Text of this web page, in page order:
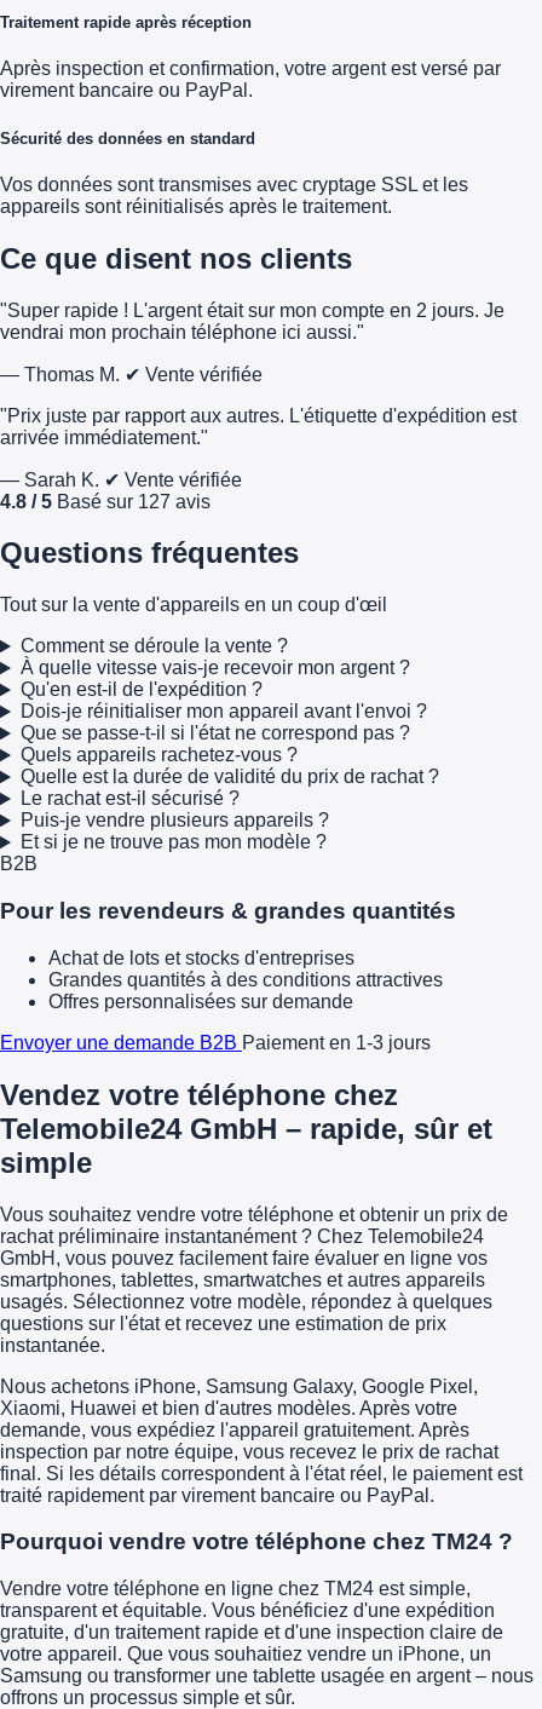
Traitement rapide après réception
Après inspection et confirmation, votre argent est versé par
virement bancaire ou PayPal.
Sécurité des données en standard
Vos données sont transmises avec cryptage SSL et les
appareils sont réinitialisés après le traitement.
Ce que disent nos clients
"Super rapide ! L'argent était sur mon compte en 2 jours. Je
vendrai mon prochain téléphone ici aussi."
— Thomas M. ✔ Vente vérifiée
"Prix juste par rapport aux autres. L'étiquette d'expédition est
arrivée immédiatement."
— Sarah K. ✔ Vente vérifiée
4.8 / 5 Basé sur 127 avis
Questions fréquentes
Tout sur la vente d'appareils en un coup d'œil
Comment se déroule la vente ?
À quelle vitesse vais-je recevoir mon argent ?
Qu'en est-il de l'expédition ?
Dois-je réinitialiser mon appareil avant l'envoi ?
Que se passe-t-il si l'état ne correspond pas ?
Quels appareils rachetez-vous ?
Quelle est la durée de validité du prix de rachat ?
Le rachat est-il sécurisé ?
Puis-je vendre plusieurs appareils ?
Et si je ne trouve pas mon modèle ?
B2B
Pour les revendeurs & grandes quantités
Achat de lots et stocks d'entreprises
Grandes quantités à des conditions attractives
Offres personnalisées sur demande
Envoyer une demande B2B Paiement en 1-3 jours
Vendez votre téléphone chez
Telemobile24 GmbH – rapide, sûr et
simple
Vous souhaitez vendre votre téléphone et obtenir un prix de
rachat préliminaire instantanément ? Chez Telemobile24
GmbH, vous pouvez facilement faire évaluer en ligne vos
smartphones, tablettes, smartwatches et autres appareils
usagés. Sélectionnez votre modèle, répondez à quelques
questions sur l'état et recevez une estimation de prix
instantanée.
Nous achetons iPhone, Samsung Galaxy, Google Pixel,
Xiaomi, Huawei et bien d'autres modèles. Après votre
demande, vous expédiez l'appareil gratuitement. Après
inspection par notre équipe, vous recevez le prix de rachat
final. Si les détails correspondent à l'état réel, le paiement est
traité rapidement par virement bancaire ou PayPal.
Pourquoi vendre votre téléphone chez TM24 ?
Vendre votre téléphone en ligne chez TM24 est simple,
transparent et équitable. Vous bénéficiez d'une expédition
gratuite, d'un traitement rapide et d'une inspection claire de
votre appareil. Que vous souhaitiez vendre un iPhone, un
Samsung ou transformer une tablette usagée en argent – nous
offrons un processus simple et sûr.